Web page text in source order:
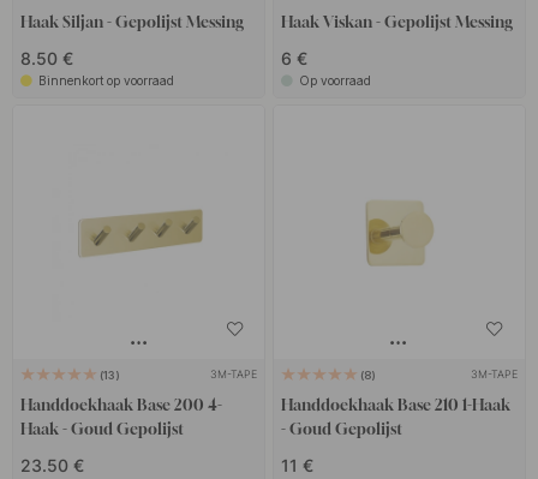
Haak Siljan - Gepolijst Messing
8.50 €
Binnenkort op voorraad
Haak Viskan - Gepolijst Messing
6 €
Op voorraad
13 3M-TAPE
Handdoekhaak Base 200 4-
Haak - Goud Gepolijst
23.50 €
8 3M-TAPE
Handdoekhaak Base 210 1-Haak
- Goud Gepolijst
11 €